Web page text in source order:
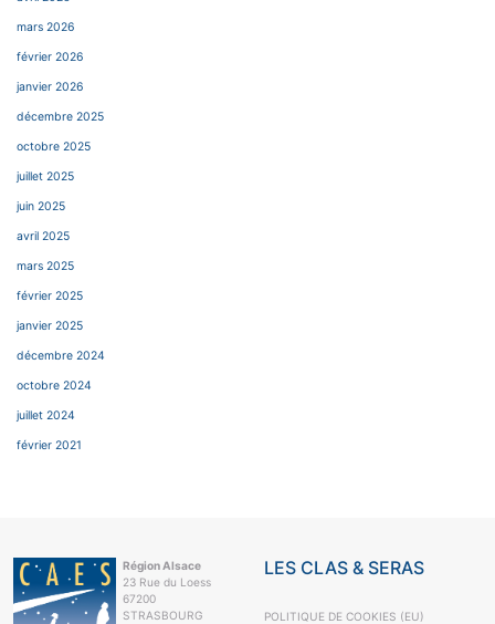
mars 2026
février 2026
janvier 2026
décembre 2025
octobre 2025
juillet 2025
juin 2025
avril 2025
mars 2025
février 2025
janvier 2025
décembre 2024
octobre 2024
juillet 2024
février 2021
Région Alsace
23 Rue du Loess
67200
STRASBOURG
LES CLAS & SERAS
POLITIQUE DE COOKIES (EU)